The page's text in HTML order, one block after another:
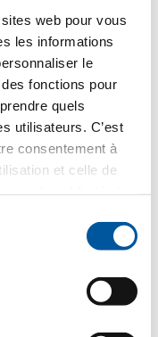
web pour vous
les informations
le
fonctions pour
quels
utilisateurs. C’est
consentement à
et celle de
que vous leur
dans le cadre de